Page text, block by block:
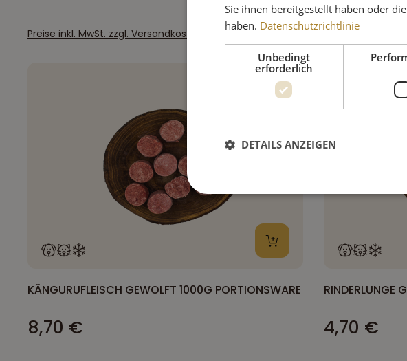
Preise inkl. MwSt. zzgl. Versandkosten Preise inkl. MwSt.
KÄNGURUFLEISCH GEWOLFT 1000G PORTIONSWARE
8,70 €
RINDERLUNGE
4,70 €
Sie ihnen bereitgestellt haben oder
haben. Datenschutzrichtlinie
Unbedingt
erforderlich
DETAILS ANZEIGEN